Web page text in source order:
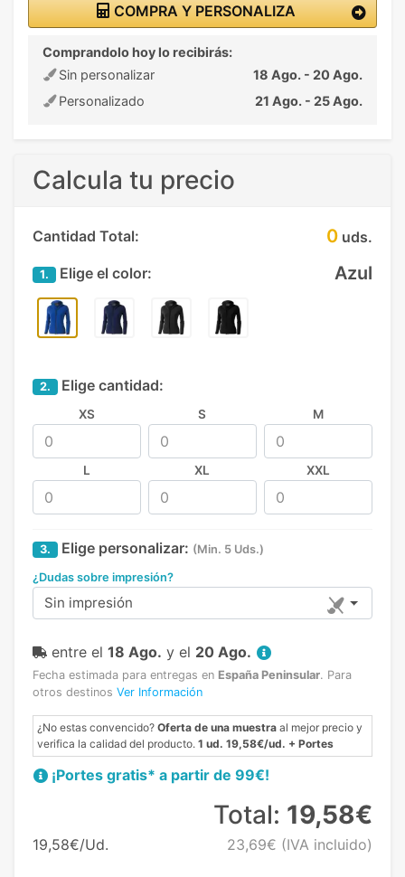
COMPRA Y PERSONALIZA
Comprandolo hoy lo recibirás:
Sin personalizar
18 Ago. - 20 Ago.
Personalizado
21 Ago. - 25 Ago.
Calcula tu precio
Cantidad Total: 0 uds.
1. Elige el color: Azul
2. Elige cantidad:
XS S M
L XL XXL
3. Elige personalizar: (Min. 5 Uds.)
¿Dudas sobre impresión?
Sin impresión
entre el 18 Ago. y el 20 Ago.
Fecha estimada para entregas en España Peninsular. Para
otros destinos Ver Información
¿No estas convencido? Oferta de una muestra al mejor precio y
verifica la calidad del producto. 1 ud. 19,58€/ud. + Portes
¡Portes gratis* a partir de 99€!
19,58€/Ud.
Total: 19,58€
23,69€ (IVA incluido)